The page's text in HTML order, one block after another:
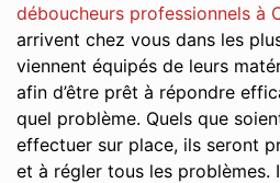
déboucheurs professionnels à
arrivent chez vous dans les
viennent équipés de leurs
afin d’être prêt à répondre
quel problème. Quels que
effectuer sur place, ils seront
et à régler tous les problèmes.